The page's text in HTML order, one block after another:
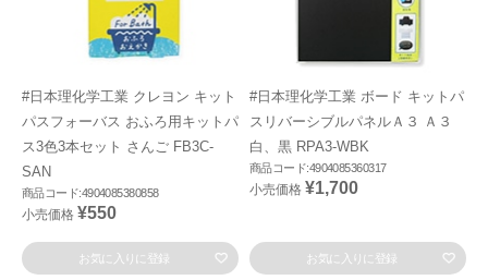
#日本理化学工業 クレヨン キット
パスフォーバス おふろ用キットパ
ス3色3本セット さんご FB3C-
SAN
商品コード:4904085380858
小売価格 ¥550
お気に入りに登録
#日本理化学工業 ボード キットパ
スリバーシブルパネルＡ３ Ａ３
白、黒 RPA3-WBK
商品コード:4904085360317
小売価格 ¥1,700
お気に入りに登録